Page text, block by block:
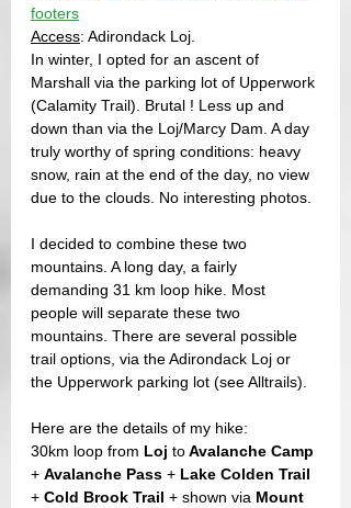
footers
Access: Adirondack Loj.
In winter, I opted for an ascent of
Marshall via the parking lot of Upperwork
(Calamity Trail). Brutal ! Less up and
down than via the Loj/Marcy Dam. A day
truly worthy of spring conditions: heavy
snow, rain at the end of the day, no view
due to the clouds. No interesting photos.
I decided to combine these two
mountains. A long day, a fairly
demanding 31 km loop hike. Most
people will separate these two
mountains. There are several possible
trail options, via the Adirondack Loj or
the Upperwork parking lot (see Alltrails).
Here are the details of my hike:
30km loop from Loj to Avalanche Camp
+ Avalanche Pass + Lake Colden Trail
+ Cold Brook Trail + shown via Mount